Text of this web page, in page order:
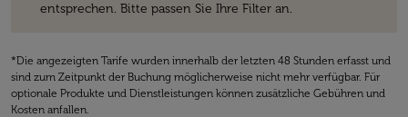
entsprechen. Bitte passen Sie Ihre Filter an.
*Die angezeigten Tarife wurden innerhalb der letzten 48 Stunden erfasst und
sind zum Zeitpunkt der Buchung möglicherweise nicht mehr verfügbar. Für
optionale Produkte und Dienstleistungen können zusätzliche Gebühren und
Kosten anfallen.